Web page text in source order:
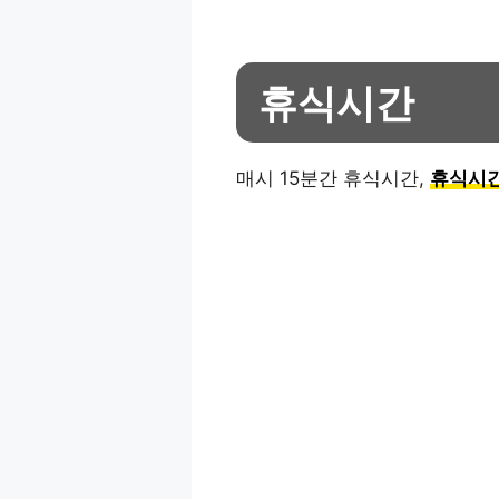
휴식시간
매시 15분간 휴식시간, 휴식시